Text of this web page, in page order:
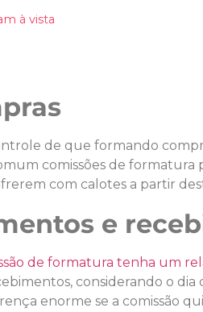
à vista
de que formando
comissões de
com calotes a partir
e
de formatura tenha um
considerando o dia
enorme se a comissão